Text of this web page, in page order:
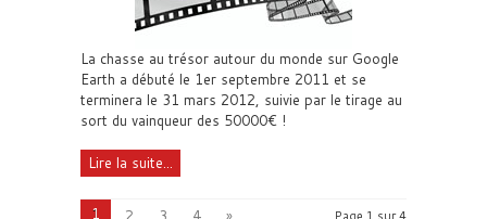
La chasse au trésor autour du monde sur Google
Earth a débuté le 1er septembre 2011 et se
terminera le 31 mars 2012, suivie par le tirage au
sort du vainqueur des 50000€ !
Lire la suite...
Page 1 sur 4
1